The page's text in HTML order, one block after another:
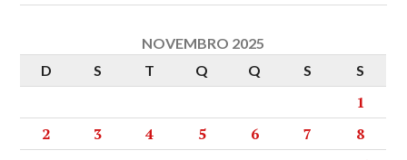
NOVEMBRO 2025
D
S T Q Q S S
1
2
3 4 5 6 7
8